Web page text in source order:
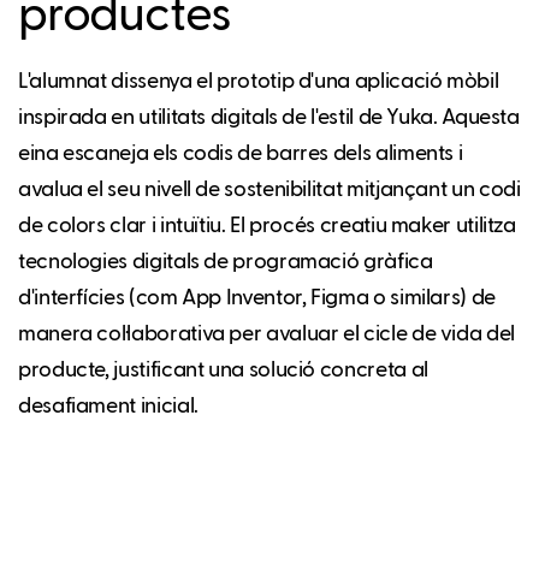
productes
L'alumnat dissenya el prototip d'una aplicació mòbil
inspirada en utilitats digitals de l'estil de Yuka. Aquesta
eina escaneja els codis de barres dels aliments i
avalua el seu nivell de sostenibilitat mitjançant un codi
de colors clar i intuïtiu. El procés creatiu maker utilitza
tecnologies digitals de programació gràfica
d'interfícies (com App Inventor, Figma o similars) de
manera col·laborativa per avaluar el cicle de vida del
producte, justificant una solució concreta al
desafiament inicial.